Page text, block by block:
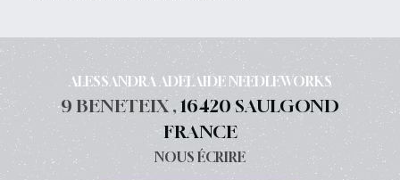
ALESSANDRA ADELAIDE NEEDLEWORKS
9 BENETEIX ,16420 SAULGOND
FRANCE
NOUS ÉCRIRE